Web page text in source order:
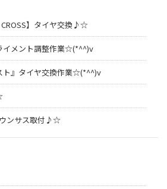
】タイヤ交換♪☆
イメント調整作業☆(*^^)v
』タイヤ交換作業☆(*^^)v
ンサス取付♪☆